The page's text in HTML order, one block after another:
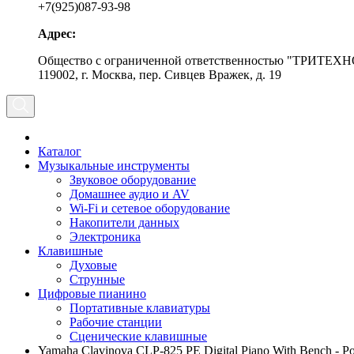
+7(925)087-93-98
Адрес:
Общество с ограниченной ответственностью
119002, г. Москва, пер. Сивцев Вражек, д. 19
Каталог
Музыкальные инструменты
Звуковое оборудование
Домашнее аудио и AV
Wi-Fi и сетевое оборудование
Накопители данных
Электроника
Клавишные
Духовые
Струнные
Цифровые пианино
Портативные клавиатуры
Рабочие станции
Сценические клавишные
Yamaha Clavinova CLP-825 PE Digital Piano With Bench -